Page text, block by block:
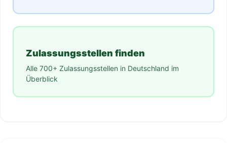
Zulassungsstellen finden
Alle 700+ Zulassungsstellen in Deutschland im
Überblick